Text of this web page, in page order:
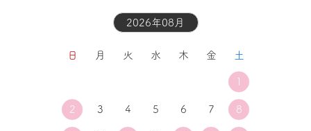
2026年08月
日 月 火 水 木 金 土
1
2 3 4 5 6 7 8